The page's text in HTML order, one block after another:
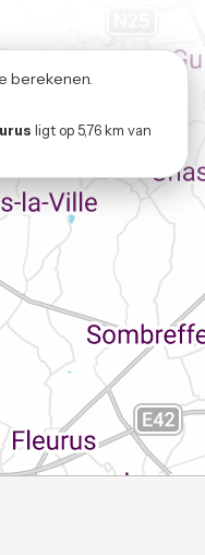
berekenen.
ligt op5,76 km van